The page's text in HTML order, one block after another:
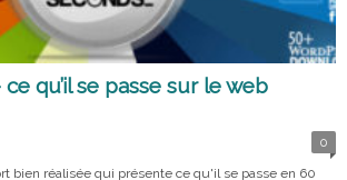
qu’il se passe sur le web
0
bien réalisée qui présente ce qu'il se passe en 60